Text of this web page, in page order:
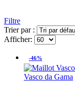
Filtre
Trier par :
Afficher:
-46%
Vasco da Gama